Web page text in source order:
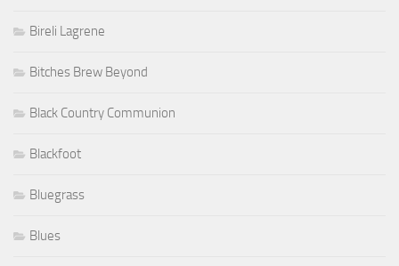
Bireli Lagrene
Bitches Brew Beyond
Black Country Communion
Blackfoot
Bluegrass
Blues